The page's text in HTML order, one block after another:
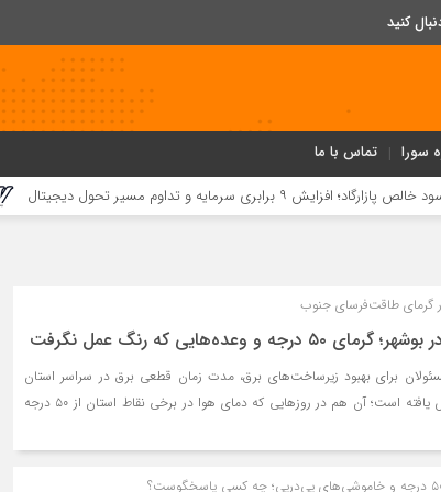
سورا تماس با ما
گرمای طاقت‌فرسای جنوب
وعده‌هایی که رنگ عمل نگرفت
برای بهبود زیرساخت‌های برق، مدت زمان قطعی برق در سراسر استان
بوشهر به دو ساعت افزایش یافته است؛ آن هم در روزهایی که دمای هوا در برخی نقاط استان از ۵۰ درجه